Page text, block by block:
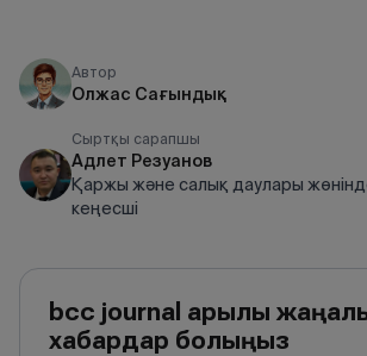
Автор
Олжас Сағындық
Сыртқы сарапшы
Адлет Резуанов
Қаржы және салық даулары
кеңесші
bcc journal арқылы
хабардар болыңыз